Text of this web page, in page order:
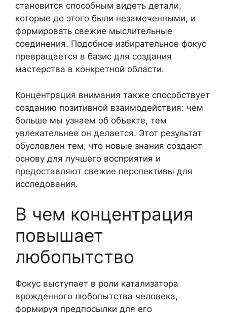
становится способным видеть детали,
которые до этого были незамеченными, и
формировать свежие мыслительные
соединения. Подобное избирательное фокус
превращается в базис для создания
мастерства в конкретной области.
Концентрация внимания также способствует
созданию позитивной взаимодействия: чем
больше мы узнаем об объекте, тем
увлекательнее он делается. Этот результат
обусловлен тем, что новые знания создают
основу для лучшего восприятия и
предоставляют свежие перспективы для
исследования.
В чем концентрация
повышает
любопытство
Фокус выступает в роли катализатора
врожденного любопытства человека,
формируя предпосылки для его